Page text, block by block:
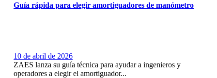
Guía rápida para elegir amortiguadores de manómetro
10 de abril de 2026
ZAES lanza su guía técnica para ayudar a ingenieros y
operadores a elegir el amortiguador...